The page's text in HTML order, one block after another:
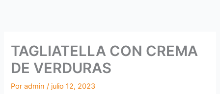
TAGLIATELLA CON CREMA
DE VERDURAS
Poradmin/ julio 12, 2023